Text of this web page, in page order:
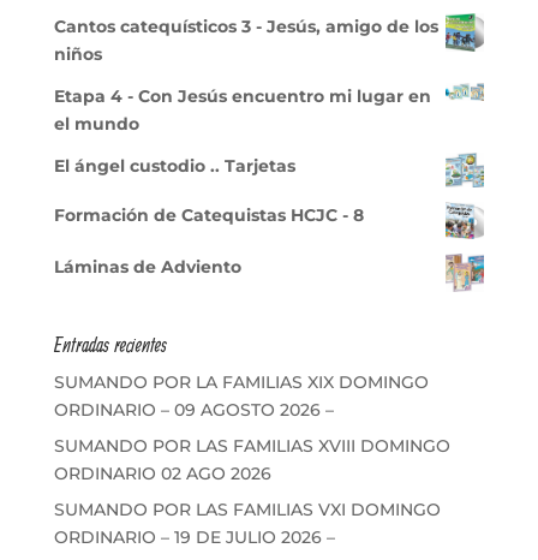
Cantos catequísticos 3 - Jesús, amigo de los
niños
Etapa 4 - Con Jesús encuentro mi lugar en
el mundo
El ángel custodio .. Tarjetas
Formación de Catequistas HCJC - 8
Láminas de Adviento
Entradas recientes
SUMANDO POR LA FAMILIAS XIX DOMINGO
ORDINARIO – 09 AGOSTO 2026 –
SUMANDO POR LAS FAMILIAS XVIII DOMINGO
ORDINARIO 02 AGO 2026
SUMANDO POR LAS FAMILIAS VXI DOMINGO
ORDINARIO – 19 DE JULIO 2026 –